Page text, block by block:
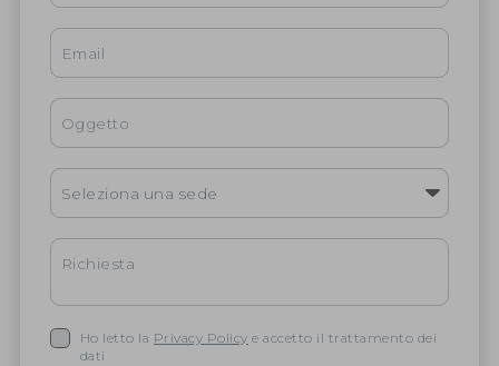
Ho letto la Privacy Policy e accetto il trattamento dei
dati